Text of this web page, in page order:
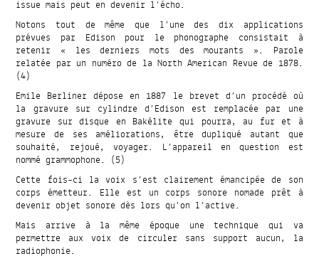
issue mais peut en devenir l’écho.
Notons tout de même que l’une des dix applications
prévues par Edison pour le phonographe consistait à
retenir « les derniers mots des mourants ». Parole
relatée par un numéro de la North American Revue de 1878.
(4)
Emile Berliner dépose en 1887 le brevet d’un procédé où
la gravure sur cylindre d’Edison est remplacée par une
gravure sur disque en Bakélite qui pourra, au fur et à
mesure de ses améliorations, être dupliqué autant que
souhaité, rejoué, voyager. L’appareil en question est
nommé grammophone. (5)
Cette fois-ci la voix s’est clairement émancipée de son
corps émetteur. Elle est un corps sonore nomade prêt à
devenir objet sonore dès lors qu’on l’active.
Mais arrive à la même époque une technique qui va
permettre aux voix de circuler sans support aucun, la
radiophonie.